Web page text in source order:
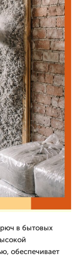
в бытовых
обеспечивает